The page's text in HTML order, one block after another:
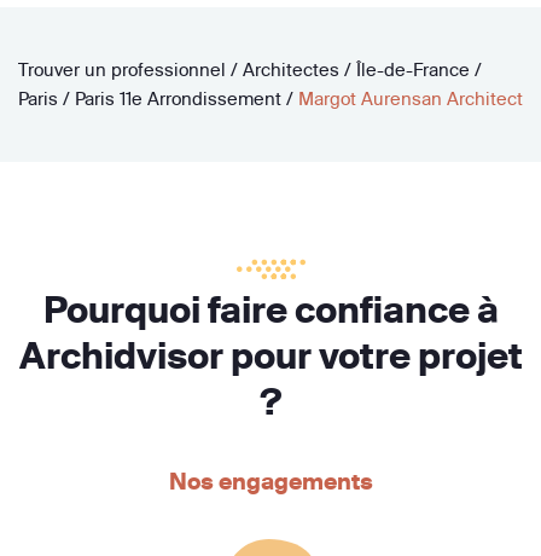
Trouver un professionnel / Architectes / Île-de-France /
Paris / Paris 11e Arrondissement / Margot Aurensan Architect
Pourquoi faire confiance à
Archidvisor pour votre projet
?
Nos engagements